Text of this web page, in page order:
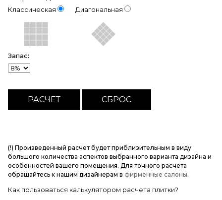
Классическая
Диагональная
Запас:
(!) Произведенный расчет будет приблизительным в виду
большого количества аспектов выбранного варианта дизайна и
особенностей вашего помещения. Для точного расчета
обращайтесь к нашим дизайнерам в фирменные салоны.
Как пользоваться калькулятором расчета плитки?